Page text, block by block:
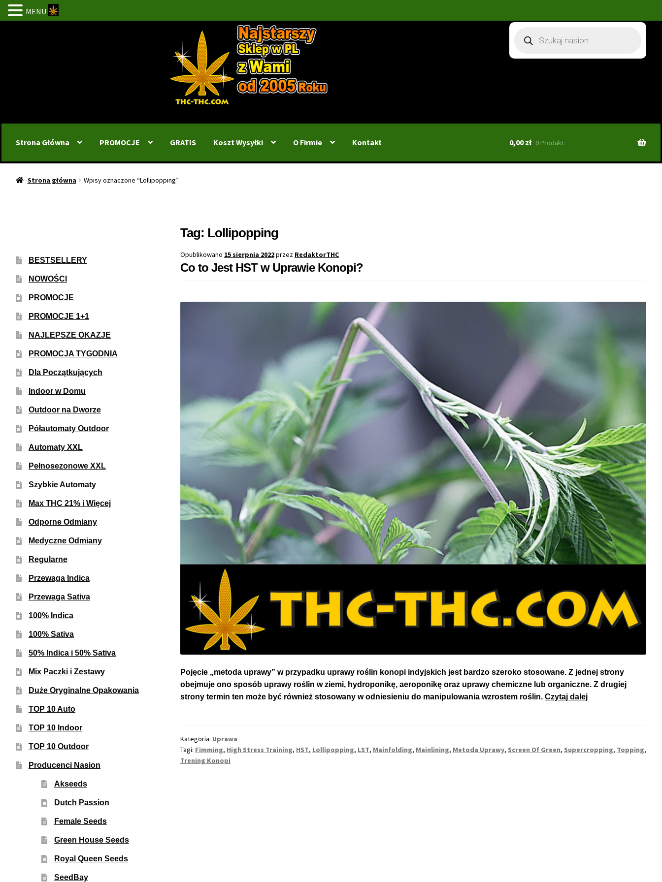
produktów
Strona Główna PROMOCJE GRATIS Koszt Wysyłki O Firmie Kontakt 0,00zł 0 Produkt
Strona główna Wpisy oznaczone “Lollipopping”
Tag: Lollipopping
Opublikowano 15 sierpnia 2022przez RedaktorTHC
Co to Jest HST w Uprawie Konopi?
Pojęcie „metoda uprawy” w przypadku uprawy roślin konopi indyjskich jest bardzo szeroko stosowane. Z jednej strony
obejmuje ono sposób uprawy roślin w ziemi, hydroponikę, aeroponikę oraz uprawy chemiczne lub organiczne. Z drugiej
strony termin ten może być również stosowany w odniesieniu do manipulowania wzrostem roślin. Czytaj dalejCo
Kategoria: Uprawa
Tagi: Fimming, High Stress Training, HST, Lollipopping, LST, Mainfolding, Mainlining, Metoda Uprawy, Screen Of Green, Supercropping, Topping,
Trening Konopi
BESTSELLERY
NOWOŚCI
PROMOCJE
PROMOCJE 1+1
NAJLEPSZE OKAZJE
PROMOCJA TYGODNIA
Dla Początkujących
Indoor w Domu
Outdoor na Dworze
Półautomaty Outdoor
Automaty XXL
Pełnosezonowe XXL
Szybkie Automaty
Max THC 21% i Więcej
Odporne Odmiany
Medyczne Odmiany
Regularne
Przewaga Indica
Przewaga Sativa
100% Indica
100% Sativa
50% Indica i 50% Sativa
Mix Paczki i Zestawy
Duże Oryginalne Opakowania
TOP 10 Auto
TOP 10 Indoor
TOP 10 Outdoor
Producenci Nasion
Akseeds
Dutch Passion
Female Seeds
Green House Seeds
Royal Queen Seeds
SeedBay
MENU